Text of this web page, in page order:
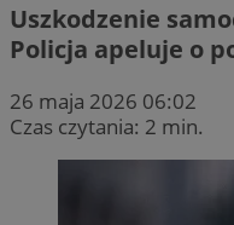
Uszkodzenie
Policja apeluje o
26 maja 2026 06:02
Czas czytania: 2 min.